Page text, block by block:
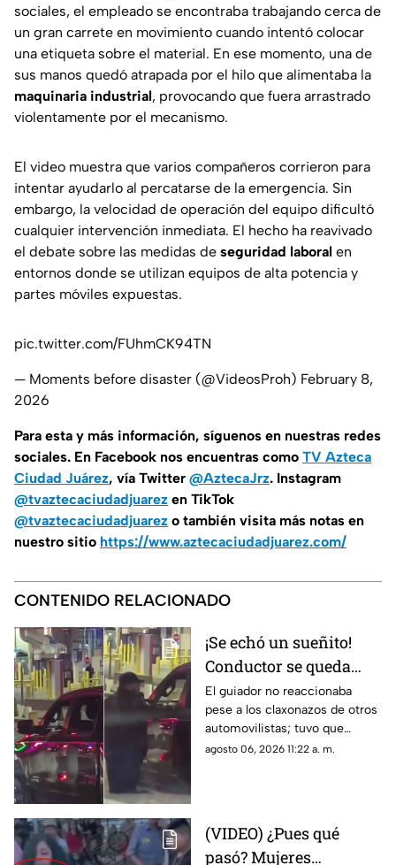
sociales, el empleado se encontraba trabajando cerca de
un gran carrete en movimiento cuando intentó colocar
una etiqueta sobre el material. En ese momento, una de
sus manos quedó atrapada por el hilo que alimentaba la
maquinaria industrial, provocando que fuera arrastrado
violentamente por el mecanismo.
El video muestra que varios compañeros corrieron para
intentar ayudarlo al percatarse de la emergencia. Sin
embargo, la velocidad de operación del equipo dificultó
cualquier intervención inmediata. El hecho ha reavivado
el debate sobre las medidas de seguridad laboral en
entornos donde se utilizan equipos de alta potencia y
partes móviles expuestas.
pic.twitter.com/FUhmCK94TN
— Moments before disaster (@VideosProh) February 8,
2026
Para esta y más información, síguenos en nuestras redes
sociales. En Facebook nos encuentras como TV Azteca
Ciudad Juárez, vía Twitter @AztecaJrz. Instagram
@tvaztecaciudadjuarez en TikTok
@tvaztecaciudadjuarez o también visita más notas en
nuestro sitio https://www.aztecaciudadjuarez.com/
CONTENIDO RELACIONADO
¡Se echó un sueñito!
Conductor se queda
dormido en la fila del
puente libre y se
viraliza en Ciudad
Juárez
El guiador no reaccionaba
pese a los claxonazos de otros
automovilistas; tuvo que
intervenir un agente de CBP
agosto 06, 2026 11:22 a. m.
(VIDEO) ¿Pues qué
pasó? Mujeres